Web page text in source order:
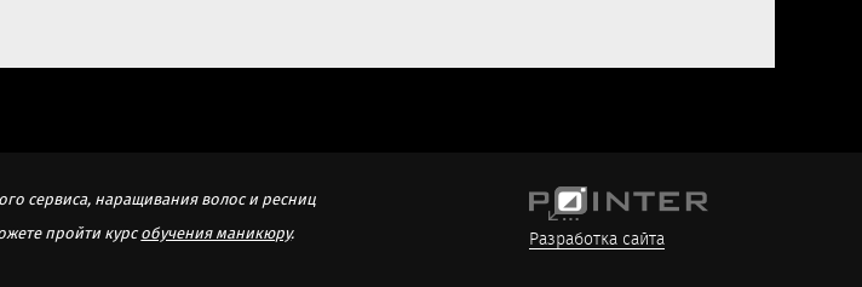
сервиса, наращивания волос и ресниц
пройти курсобучения маникюру. Разработка сайта